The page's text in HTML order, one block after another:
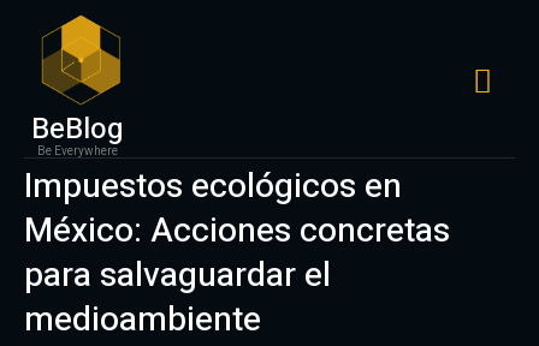
BeBlog
Be Everywhere
Impuestos ecológicos en
México: Acciones concretas
para salvaguardar el
medioambiente